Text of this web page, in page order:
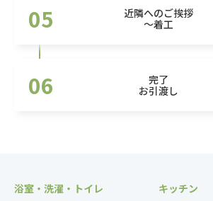
05
近隣へのご挨拶
～着工
06
完了
お引渡し
浴室・洗濯・トイレ キッチン